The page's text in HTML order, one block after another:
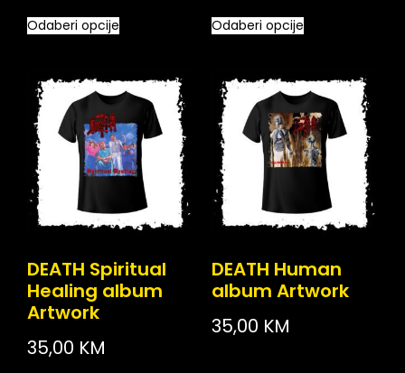
Odaberi opcije Odaberi opcije
DEATH Spiritual
Healing album
Artwork
35,00 KM
DEATH Human
album Artwork
35,00 KM